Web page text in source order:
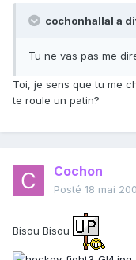
cochonhallal a
Tu ne vas pas me
Toi, je sens que tu me
te roule un patin?
Cochon
Posté 18 mai
Bisou Bisou